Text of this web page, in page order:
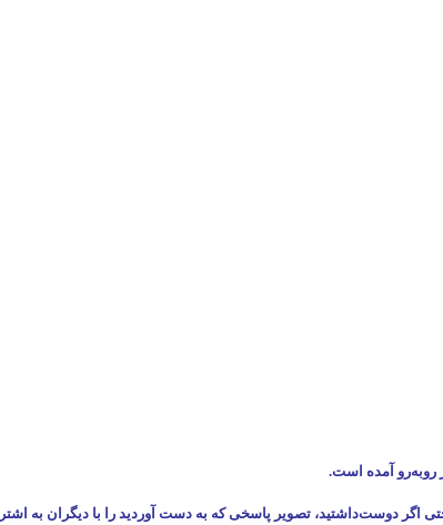
روبه‌رو آمده است.
اگر دوست‌داشتید، تصویر پاسخی که به دست آوردید را با دیگران به